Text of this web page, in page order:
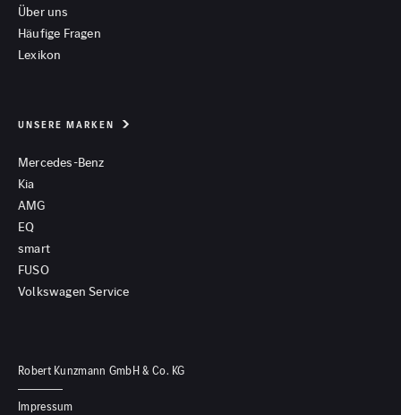
Über uns
Häufige Fragen
Lexikon
UNSERE MARKEN
Mercedes-Benz
Kia
AMG
EQ
smart
FUSO
Volkswagen Service
Robert Kunzmann GmbH & Co. KG
Impressum